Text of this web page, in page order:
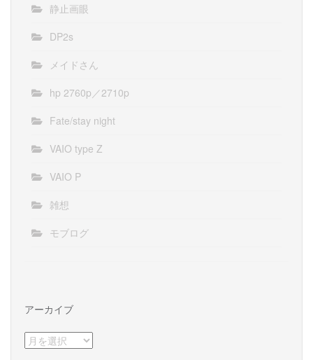
静止画眼
DP2s
メイドさん
hp 2760p／2710p
Fate/stay night
VAIO type Z
VAIO P
雑想
モブログ
アーカイブ
ア
ー